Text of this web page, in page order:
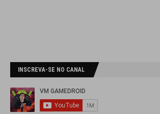
INSCREVA-SE NO CANAL